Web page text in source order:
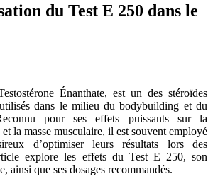
du Test E 250 dans le
Énanthate, est un des stéroïdes
dans le milieu du bodybuilding et du
pour ses effets puissants sur la
la masse musculaire, il est souvent employé
d’optimiser leurs résultats lors des
explore les effets du Test E 250, son
ainsi que ses dosages recommandés.